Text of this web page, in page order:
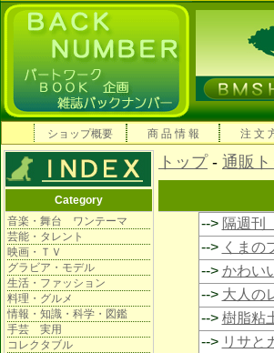
ショップ概要 商 品 情 報 注 文
Category
音楽・舞台 ワンテーマ
芸能・タレント
映画・ＴＶ
グラビア・モデル
生活・ファッション
料理・グルメ
情報・知識・科学・図鑑
手芸 実用
コレクタブル
トップ- 通販
--> 隔週刊
--> くまの
--> かわい
--> 大人の
--> 樹脂粘
--> リサと